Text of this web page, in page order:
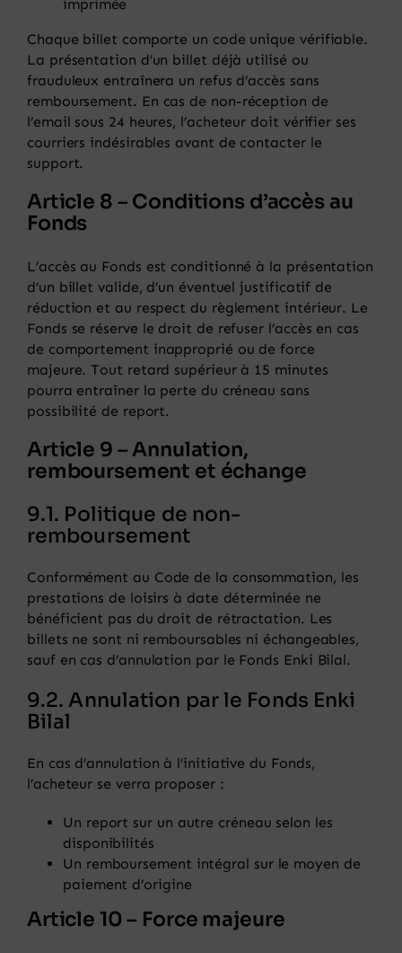
imprimée
Chaque billet comporte un code unique vérifiable.
La présentation d’un billet déjà utilisé ou
frauduleux entraînera un refus d’accès sans
remboursement. En cas de non-réception de
l’email sous 24 heures, l’acheteur doit vérifier ses
courriers indésirables avant de contacter le
support.
Article 8 – Conditions d’accès au
Fonds
L’accès au Fonds est conditionné à la présentation
d’un billet valide, d’un éventuel justificatif de
réduction et au respect du règlement intérieur. Le
Fonds se réserve le droit de refuser l’accès en cas
de comportement inapproprié ou de force
majeure. Tout retard supérieur à 15 minutes
pourra entraîner la perte du créneau sans
possibilité de report.
Article 9 – Annulation,
remboursement et échange
9.1. Politique de non-
remboursement
Conformément au Code de la consommation, les
prestations de loisirs à date déterminée ne
bénéficient pas du droit de rétractation. Les
billets ne sont ni remboursables ni échangeables,
sauf en cas d’annulation par le Fonds Enki Bilal.
9.2. Annulation par le Fonds Enki
Bilal
En cas d’annulation à l’initiative du Fonds,
l’acheteur se verra proposer :
Un report sur un autre créneau selon les
disponibilités
Un remboursement intégral sur le moyen de
paiement d’origine
Article 10 – Force majeure